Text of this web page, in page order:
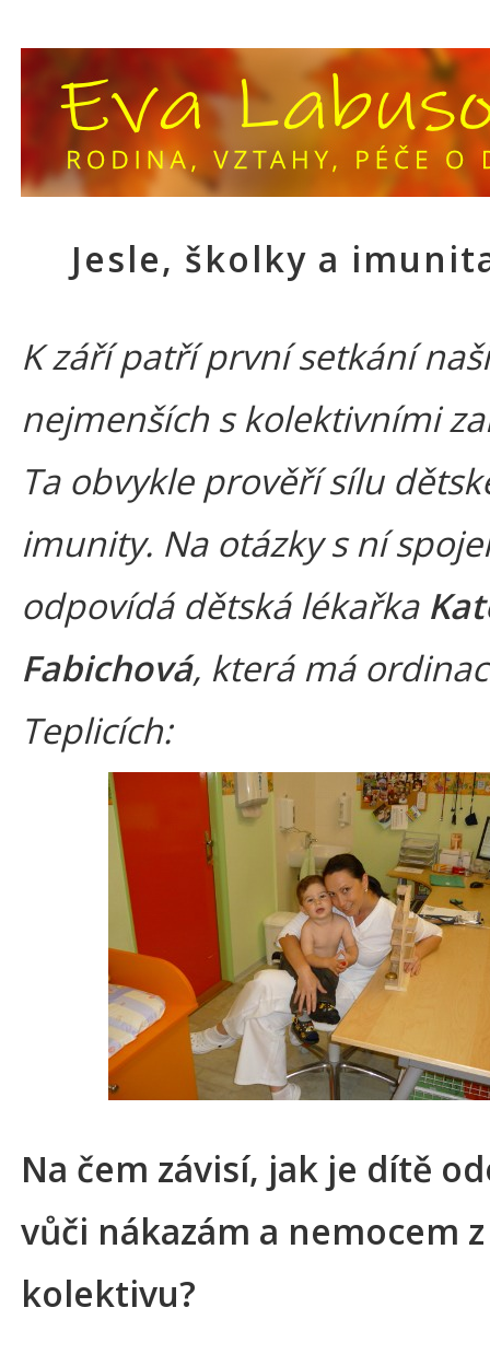
Jesle, školky a
K září patří první setkání
nejmenších s kolektivními
Ta obvykle prověří sílu
imunity. Na otázky s ní
odpovídá dětská lékařka
Fabichová, která má
Teplicích:
Na čem závisí, jak je dítě
vůči nákazám a nemocem z
kolektivu?